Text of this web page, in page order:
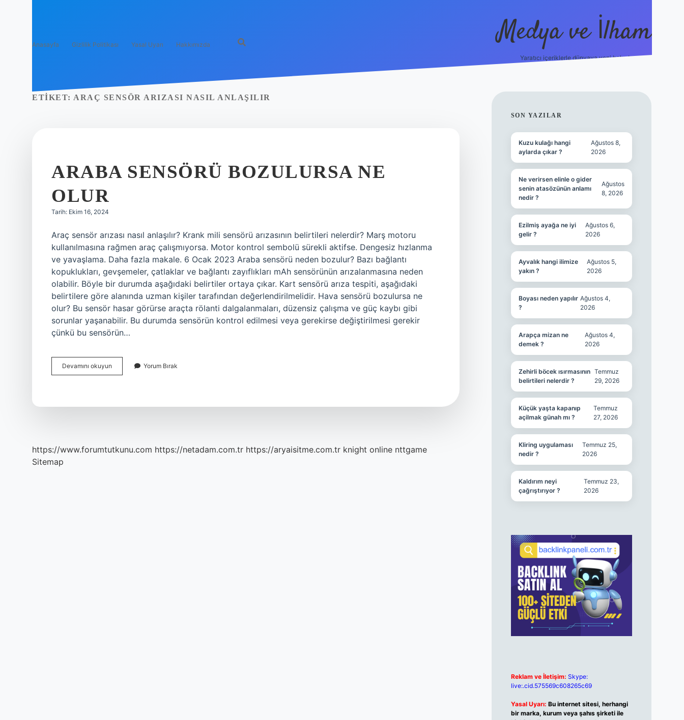
Anasayfa Gizlilik Politikası Yasal Uyarı Hakkımızda Medya ve İlham
Yaratıcı içeriklerle dünyaya yeni bakış!
ETIKET: ARAÇ SENSÖR ARIZASI NASIL ANLAŞILIR
ARABA SENSÖRÜ BOZULURSA NE
OLUR
Tarih: Ekim 16, 2024
Araç sensör arızası nasıl anlaşılır? Krank mili sensörü arızasının belirtileri nelerdir? Marş motoru
kullanılmasına rağmen araç çalışmıyorsa. Motor kontrol sembolü sürekli aktifse. Dengesiz hızlanma
ve yavaşlama. Daha fazla makale. 6 Ocak 2023 Araba sensörü neden bozulur? Bazı bağlantı
kopuklukları, gevşemeler, çatlaklar ve bağlantı zayıflıkları mAh sensörünün arızalanmasına neden
olabilir. Böyle bir durumda aşağıdaki belirtiler ortaya çıkar. Kart sensörü arıza tespiti, aşağıdaki
belirtilere göre alanında uzman kişiler tarafından değerlendirilmelidir. Hava sensörü bozulursa ne
olur? Bu sensör hasar görürse araçta rölanti dalgalanmaları, düzensiz çalışma ve güç kaybı gibi
sorunlar yaşanabilir. Bu durumda sensörün kontrol edilmesi veya gerekirse değiştirilmesi gerekir
çünkü bu sensörün…
Devamını okuyun
Sensörü
Yorum Bırak
https://www.forumtutkunu.com https://netadam.com.tr https://aryaisitme.com.tr knight online nttgame
Sitemap
SIDEBAR
SON YAZILAR
Kuzu kulağı hangi
aylarda çıkar ?
Ağustos 8,
2026
Ne verirsen elinle o gider
senin atasözünün anlamı
nedir ?
Ağustos
8, 2026
Ezilmiş ayağa ne iyi
gelir ?
Ağustos 6,
2026
Ayvalık hangi ilimize
yakın ?
Ağustos 5,
2026
Boyası neden yapılır
?
Ağustos 4,
2026
Arapça mizan ne
demek ?
Ağustos 4,
2026
Zehirli böcek ısırmasının
belirtileri nelerdir ?
Temmuz
29, 2026
Küçük yaşta kapanıp
açilmak günah mı ?
Temmuz
27, 2026
Kliring uygulaması
nedir ?
Temmuz 25,
2026
Kaldırım neyi
çağrıştırıyor ?
Temmuz 23,
2026
Reklam ve İletişim: Skype:
live:.cid.575569c608265c69
Yasal Uyarı: Bu internet sitesi, herhangi
bir marka, kurum veya şahıs şirketi ile
https://ilbet.online/ grandoperabet giriş